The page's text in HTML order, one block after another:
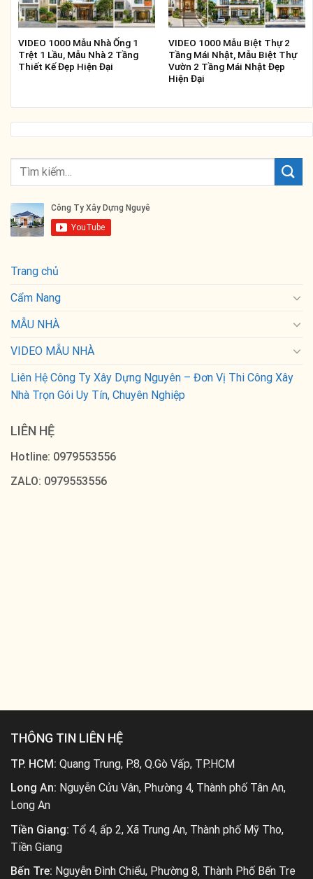
VIDEO 1000 Mẫu Nhà Ống 1
Trệt 1 Lầu, Mẫu Nhà 2 Tầng
Thiết Kế Đẹp Hiện Đại
VIDEO 1000 Mẫu Biệt Thự 2
Tầng Mái Nhật, Mẫu Biệt Thự
Vườn 2 Tầng Mái Nhật Đẹp
Hiện Đại
Trang chủ
Cẩm Nang
MẪU NHÀ
VIDEO MẪU NHÀ
Liên Hệ Công Ty Xây Dựng Nguyên – Đơn Vị Thi Công Xây
Nhà Trọn Gói Uy Tín, Chuyên Nghiệp
LIÊN HỆ
Hotline: 0979553556
ZALO: 0979553556
THÔNG TIN LIÊN HỆ
TP. HCM: Quang Trung, P.8, Q.Gò Vấp, TP.HCM
Long An: Nguyễn Cửu Vân, Phường 4, Thành phố Tân An,
Long An
Tiền Giang: Tổ 4, ấp 2, Xã Trung An, Thành phố Mỹ Tho,
Tiền Giang
Bến Tre: Nguyễn Đình Chiểu, Phường 8, Thành Phố Bến Tre